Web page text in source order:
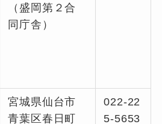
（盛岡第２合
同庁舎）
宮城県仙台市
青葉区春日町
022-22
5-5653